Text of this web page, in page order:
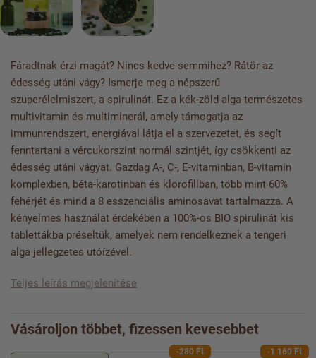
Fáradtnak érzi magát? Nincs kedve semmihez? Rátör az
édesség utáni vágy? Ismerje meg a népszerű
szuperélelmiszert, a spirulinát. Ez a kék-zöld alga természetes
multivitamin és multiminerál, amely támogatja az
immunrendszert, energiával látja el a szervezetet, és segít
fenntartani a vércukorszint normál szintjét, így csökkenti az
édesség utáni vágyat. Gazdag A-, C-, E-vitaminban, B-vitamin
komplexben, béta-karotinban és klorofillban, több mint 60%
fehérjét és mind a 8 esszenciális aminosavat tartalmazza. A
kényelmes használat érdekében a 100%-os BIO spirulinát kis
tablettákba préseltük, amelyek nem rendelkeznek a tengeri
alga jellegzetes utóízével.
Teljes leírás megjelenítése
Vásároljon többet, fizessen kevesebbet
-280 Ft -1 160 Ft